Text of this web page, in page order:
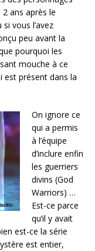
ans après le
vous l’avez
peu avant la
pourquoi les
mouche à ce
est présent dans la
On ignore ce
qui a permis
à l’équipe
d’inclure enfin
les guerriers
divins (God
Warriors) …
Est-ce parce
qu’il y avait
est-ce la série
est entier,